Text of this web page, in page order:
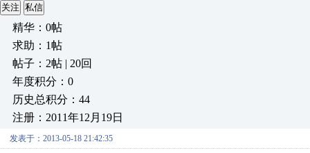
关注 私信
精华：0帖
求助：1帖
帖子：2帖 | 20回
年度积分：0
历史总积分：44
注册：2011年12月19日
发表于：2013-05-18 21:42:35